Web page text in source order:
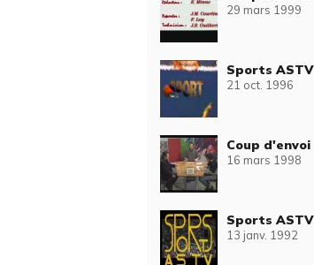
29 mars 1999
Sports ASTV
21 oct. 1996
Coup d'envoi
16 mars 1998
Sports ASTV
13 janv. 1992